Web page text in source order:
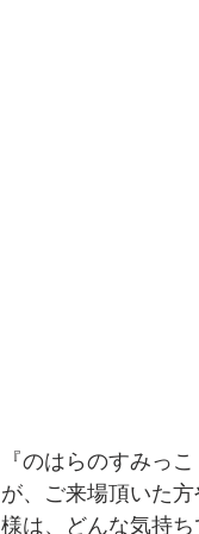
『のはらのすみっ
が、ご来場頂いた
様は、どんな気持